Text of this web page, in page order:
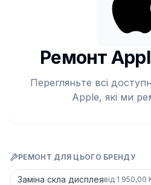
Ремонт
Перегляньте всі
Apple, які ми
РЕМОНТ ДЛЯ ЦЬОГО БРЕНДУ
Заміна скла дисплеявід 1 950,00